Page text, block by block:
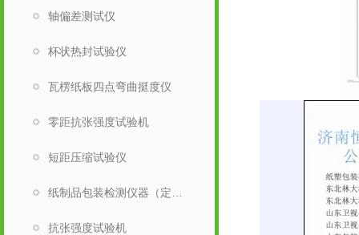
轴偏差测试仪
杯状热封试验仪
瓦楞纸板四点弯曲挺度仪
零距抗张强度试验机
短距压缩试验仪
抗张强度试验机